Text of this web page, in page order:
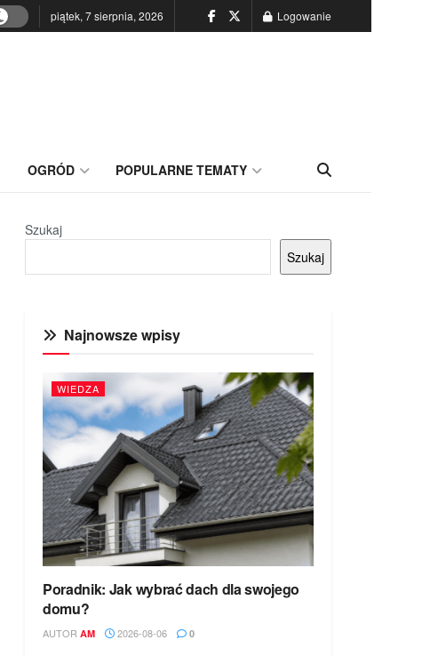
piątek, 7 sierpnia, 2026 Logowanie
OGRÓD POPULARNE TEMATY
Szukaj
Szukaj
Najnowsze wpisy
WIEDZA
Poradnik: Jak wybrać dach dla swojego
domu?
AUTOR AM 2026-08-06 0